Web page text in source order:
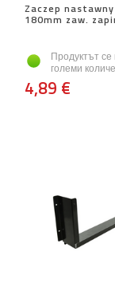
Zaczep
180mm zaw.
Продуктът се
големи
4,89 €